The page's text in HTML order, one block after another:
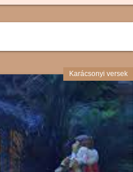
Karácsonyi versek